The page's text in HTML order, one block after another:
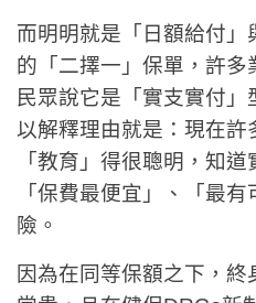
而明明就是「日額給付
的「二擇一」保單，許
民眾說它是「實支實付
以解釋理由就是：現在許
「教育」得很聰明，知
「保費最便宜」、「最
險。
因為在同等保額之下，